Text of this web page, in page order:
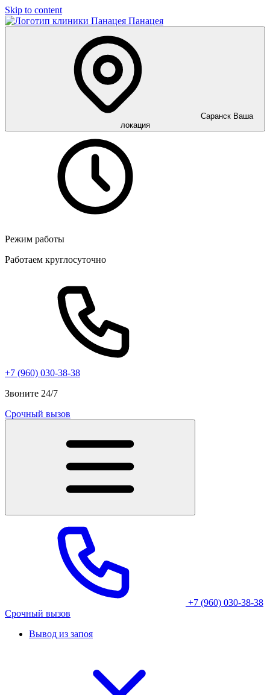
Skip to content
Панацея
Саранск Ваша
локация
Режим работы
Работаем круглосуточно
+7 (960) 030-38-38
Звоните 24/7
Срочный вызов
+7 (960) 030-38-38
Срочный вызов
Вывод из запоя